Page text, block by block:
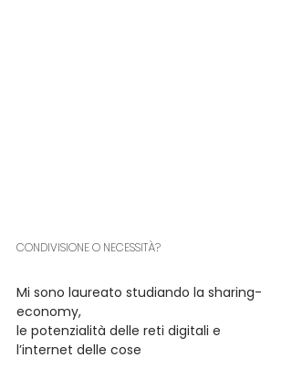
CONDIVISIONE O NECESSITÀ?
Mi sono laureato studiando la sharing-
economy,
le potenzialità delle reti digitali e
l’internet delle cose